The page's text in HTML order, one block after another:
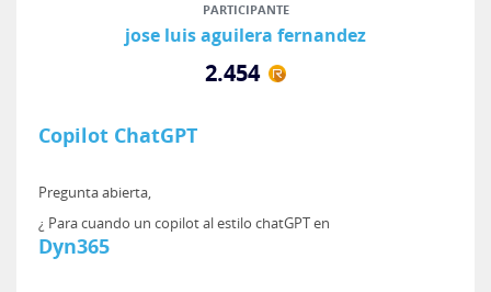
PARTICIPANTE
jose luis aguilera fernandez
2.454
Copilot ChatGPT
Pregunta abierta,
¿ Para cuando un copilot al estilo chatGPT en
Dyn365